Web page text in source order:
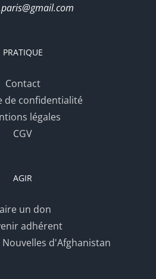
PRATIQUE
Contact
de confidentialité
légales
CGV
AGIR
un don
adhérent
d'Afghanistan